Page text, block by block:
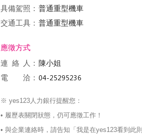
具備駕照： 普通重型機車
交通工具： 普通重型機車
應徵方式
連絡
人： 陳小姐
電 洽：
※ yes123人力銀行提醒您：
• 履歷表關閉狀態，仍可應徵工作！
• 與企業連絡時，請告知「我是在yes123看到此